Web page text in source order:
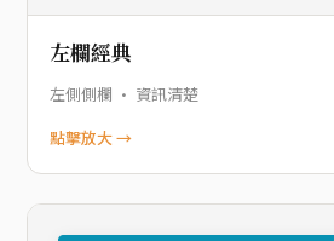
左欄經典
左側側欄 · 資訊清楚
點擊放大 →